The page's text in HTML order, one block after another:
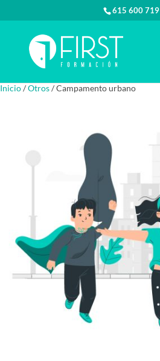
615 600 719
Inicio/Otros/ Campamento urbano